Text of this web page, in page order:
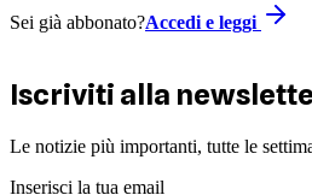
Sei già abbonato?Accedi e leggi
Iscriviti alla
Le notizie più importanti, tutte le
Inserisci la tua email